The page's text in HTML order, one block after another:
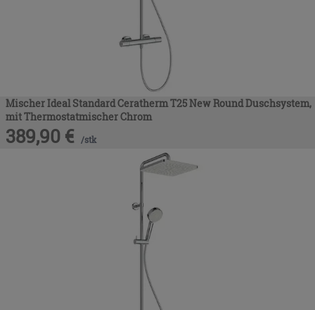
Mischer Ideal Standard Ceratherm T25 New Round Duschsystem,
mit Thermostatmischer Chrom
389,90 € /stk